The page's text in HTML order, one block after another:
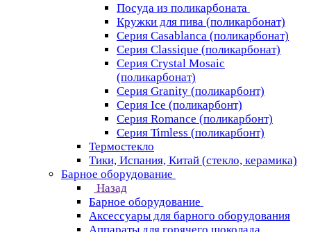
Посуда из поликарбоната
Кружки для пива (поликарбонат)
Серия Casablanсa (поликарбонат)
Серия Classique (поликарбонат)
Серия Crystal Mosaic
(поликарбонат)
Серия Granity (поликарбонт)
Серия Ice (поликарбонт)
Серия Romance (поликарбонт)
Серия Timless (поликарбонт)
Термостекло
Тики, Испания, Китай (стекло, керамика)
Барное оборудование
Назад
Барное оборудование
Аксессуары для барного оборудования